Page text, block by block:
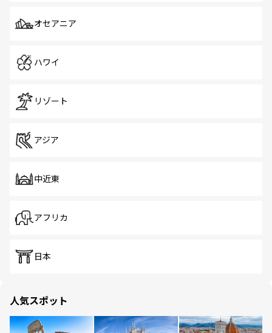
オセアニア
ハワイ
リゾート
アジア
中近東
アフリカ
日本
人気スポット